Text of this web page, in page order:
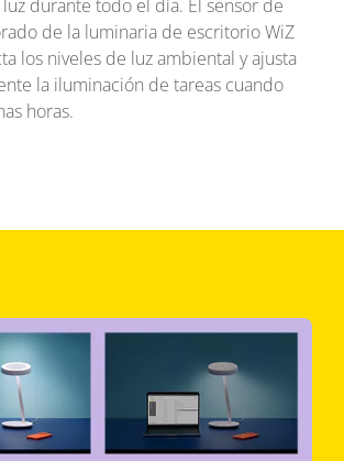
durante todo el día. El sensor de
de la luminaria de escritorio WiZ
los niveles de luz ambiental y ajusta
la iluminación de tareas cuando
horas.